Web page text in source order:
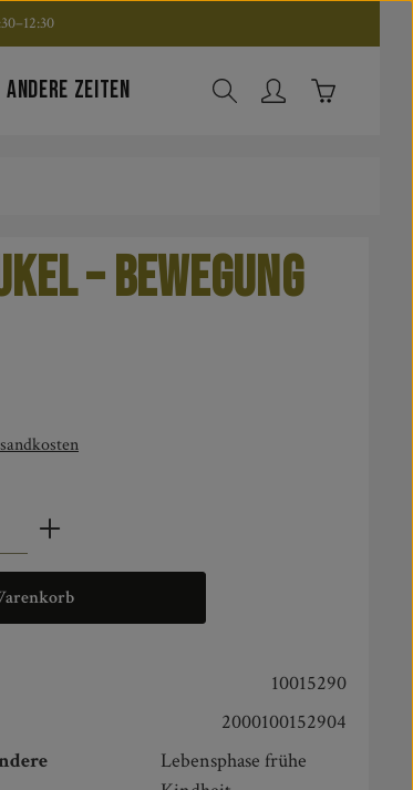
ANDERE ZEITEN Warenkorb
– Bewegung
den gewünschten Wert ein oder
10015290
2000100152904
Lebensphase frühe